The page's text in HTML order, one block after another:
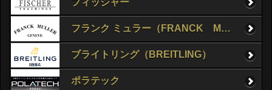
フランク ミュラー（FRANCK MULLER）
ブライトリング（BREITLING）
ポラテック